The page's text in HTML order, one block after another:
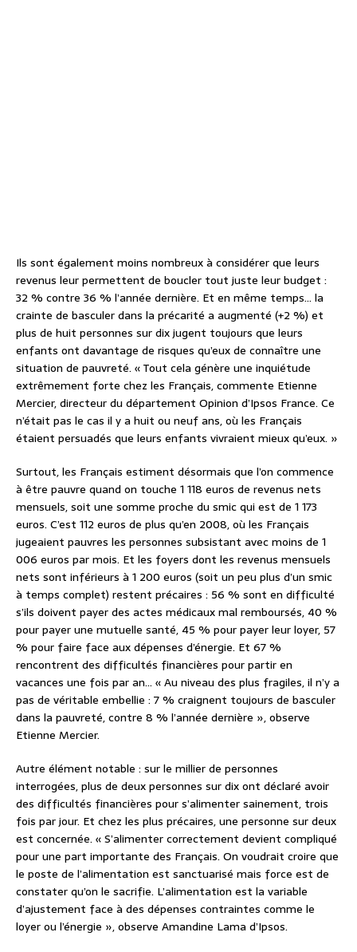
Ils sont également moins nombreux à considérer que leurs
revenus leur permettent de boucler tout juste leur budget :
32 % contre 36 % l’année dernière. Et en même temps… la
crainte de basculer dans la précarité a augmenté (+2 %) et
plus de huit personnes sur dix jugent toujours que leurs
enfants ont davantage de risques qu’eux de connaître une
situation de pauvreté. « Tout cela génère une inquiétude
extrêmement forte chez les Français, commente Etienne
Mercier, directeur du département Opinion d’Ipsos France. Ce
n’était pas le cas il y a huit ou neuf ans, où les Français
étaient persuadés que leurs enfants vivraient mieux qu’eux. »
Surtout, les Français estiment désormais que l’on commence
à être pauvre quand on touche 1 118 euros de revenus nets
mensuels, soit une somme proche du smic qui est de 1 173
euros. C’est 112 euros de plus qu’en 2008, où les Français
jugeaient pauvres les personnes subsistant avec moins de 1
006 euros par mois. Et les foyers dont les revenus mensuels
nets sont inférieurs à 1 200 euros (soit un peu plus d’un smic
à temps complet) restent précaires : 56 % sont en difficulté
s’ils doivent payer des actes médicaux mal remboursés, 40 %
pour payer une mutuelle santé, 45 % pour payer leur loyer, 57
% pour faire face aux dépenses d’énergie. Et 67 %
rencontrent des difficultés financières pour partir en
vacances une fois par an… « Au niveau des plus fragiles, il n’y a
pas de véritable embellie : 7 % craignent toujours de basculer
dans la pauvreté, contre 8 % l’année dernière », observe
Etienne Mercier.
Autre élément notable : sur le millier de personnes
interrogées, plus de deux personnes sur dix ont déclaré avoir
des difficultés financières pour s’alimenter sainement, trois
fois par jour. Et chez les plus précaires, une personne sur deux
est concernée. « S’alimenter correctement devient compliqué
pour une part importante des Français. On voudrait croire que
le poste de l’alimentation est sanctuarisé mais force est de
constater qu’on le sacrifie. L’alimentation est la variable
d’ajustement face à des dépenses contraintes comme le
loyer ou l’énergie », observe Amandine Lama d’Ipsos.